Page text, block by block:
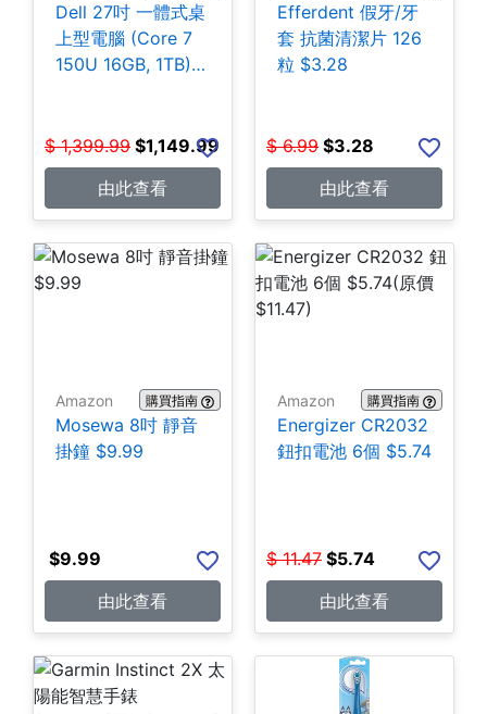
Dell 27吋 一體式桌
上型電腦 (Core 7
150U 16GB, 1TB)
$ 1,399.99 $1,149.99
由此查看
Efferdent 假牙/牙
套 抗菌清潔片 126
粒 $3.28
$ 6.99 $3.28
由此查看
Amazon 購買指南
Mosewa 8吋 靜音
掛鐘 $9.99
$9.99
由此查看
Amazon 購買指南
Energizer CR2032
鈕扣電池 6個 $5.74
$ 11.47 $5.74
由此查看